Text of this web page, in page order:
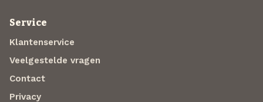
Service
Klantenservice
Veelgestelde vragen
Contact
Privacy